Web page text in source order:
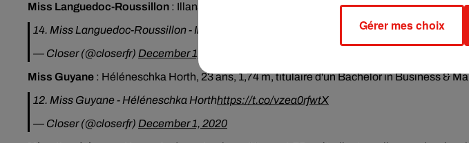
Miss Languedoc-Roussillon : Illana Barry, 19 ans, 1,76 m, étudiante en première année
14. Miss Languedoc-Roussillon - Illana Barry
https://t.co/914p15mUoc
— Closer (@closerfr) December 1, 2020
Miss Guyane : Héléneschka Horth, 23 ans, 1,74 m, titulaire d'un Bachelor in Business &
12. Miss Guyane - Héléneschka Horthhttps://t.co/vzea0rfwtX
— Closer (@closerfr) December 1, 2020
Gérer mes choix